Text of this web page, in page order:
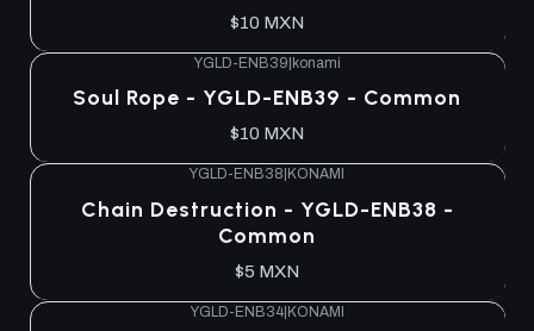
$10 MXN
YGLD-ENB39 konami
Soul Rope - YGLD-ENB39 - Common
$10 MXN
YGLD-ENB38 KONAMI
Chain Destruction - YGLD-ENB38 -
Common
$5 MXN
YGLD-ENB34|KONAMI